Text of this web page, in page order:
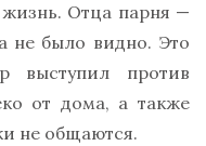
Отца парня —
не было видно. Это
выступил против
от дома, а также
не общаются.